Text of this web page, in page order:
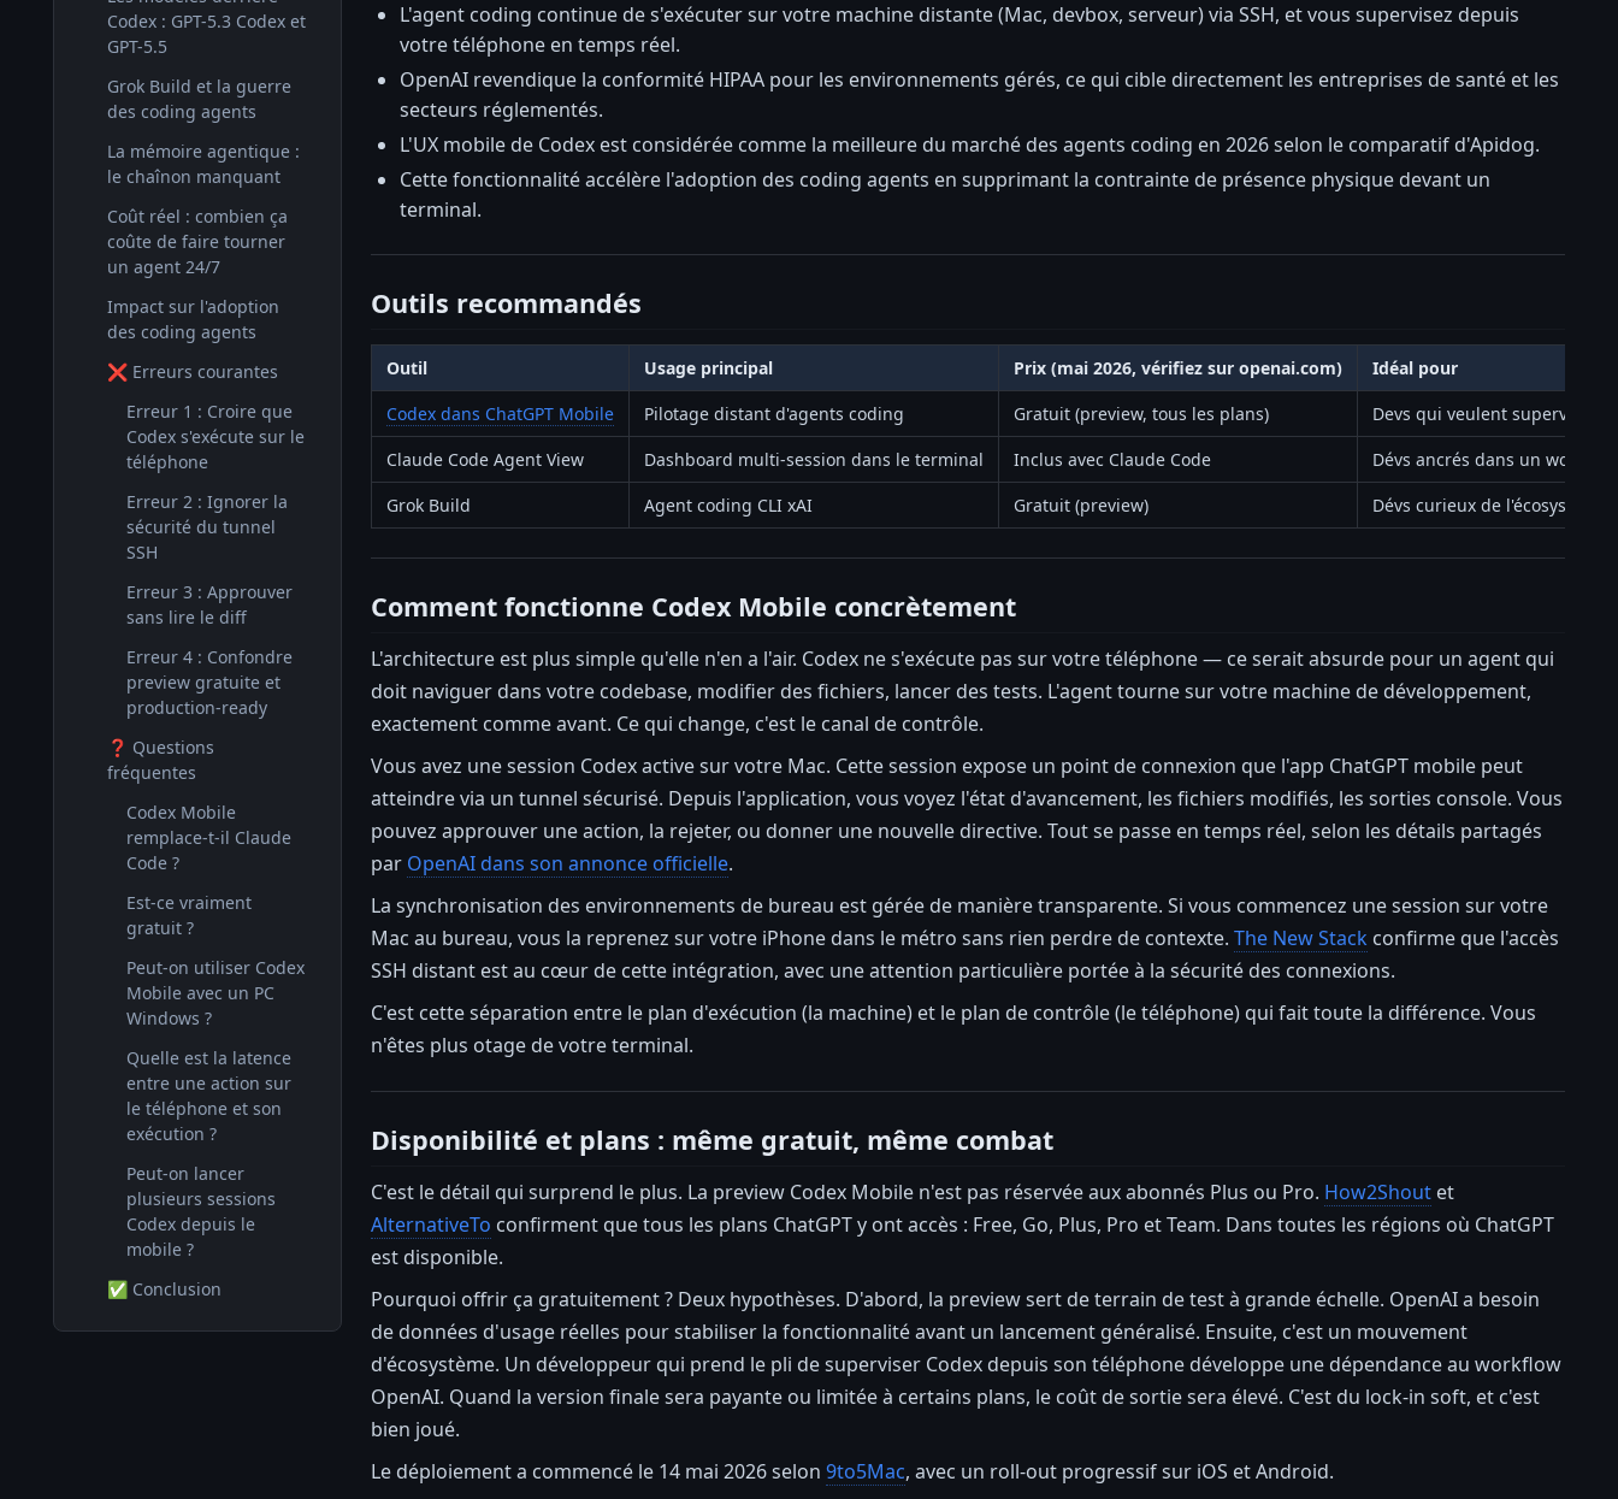
Codex : GPT-5.3 Codex et
GPT-5.5
Grok Build et la guerre
des coding agents
La mémoire agentique :
le chaînon manquant
Coût réel : combien ça
coûte de faire tourner
un agent 24/7
Impact sur l'adoption
des coding agents
❌ Erreurs courantes
Erreur 1 : Croire que
Codex s'exécute sur le
téléphone
Erreur 2 : Ignorer la
sécurité du tunnel
SSH
Erreur 3 : Approuver
sans lire le diff
Erreur 4 : Confondre
preview gratuite et
production-ready
❓ Questions
fréquentes
Codex Mobile
remplace-t-il Claude
Code ?
Est-ce vraiment
gratuit ?
Peut-on utiliser Codex
Mobile avec un PC
Windows ?
Quelle est la latence
entre une action sur
le téléphone et son
exécution ?
Peut-on lancer
plusieurs sessions
Codex depuis le
mobile ?
✅ Conclusion
L'agent coding continue de s'exécuter sur votre machine distante (Mac, devbox, serveur) via SSH, et vous supervisez depuis
votre téléphone en temps réel.
OpenAI revendique la conformité HIPAA pour les environnements gérés, ce qui cible directement les entreprises de santé et les
secteurs réglementés.
L'UX mobile de Codex est considérée comme la meilleure du marché des agents coding en 2026 selon le comparatif d'Apidog.
Cette fonctionnalité accélère l'adoption des coding agents en supprimant la contrainte de présence physique devant un
terminal.
Outils recommandés
Outil Usage principal Prix (mai 2026, vérifiez sur openai.com)
Idéal pour
Codex dans ChatGPT Mobile
Pilotage distant d'agents coding Gratuit (preview, tous les plans)
Devs qui veulent superviser
Claude Code Agent View
Dashboard multi-session dans le terminal Inclus avec Claude Code
Dévs ancrés dans un
Grok Build
Agent coding CLI xAI Gratuit (preview) Dévs curieux de l'écosystème
Comment fonctionne Codex Mobile concrètement
L'architecture est plus simple qu'elle n'en a l'air. Codex ne s'exécute pas sur votre téléphone — ce serait absurde pour un agent qui
doit naviguer dans votre codebase, modifier des fichiers, lancer des tests. L'agent tourne sur votre machine de développement,
exactement comme avant. Ce qui change, c'est le canal de contrôle.
Vous avez une session Codex active sur votre Mac. Cette session expose un point de connexion que l'app ChatGPT mobile peut
atteindre via un tunnel sécurisé. Depuis l'application, vous voyez l'état d'avancement, les fichiers modifiés, les sorties console. Vous
pouvez approuver une action, la rejeter, ou donner une nouvelle directive. Tout se passe en temps réel, selon les détails partagés
par OpenAI dans son annonce officielle.
La synchronisation des environnements de bureau est gérée de manière transparente. Si vous commencez une session sur votre
Mac au bureau, vous la reprenez sur votre iPhone dans le métro sans rien perdre de contexte. The New Stack confirme que l'accès
SSH distant est au cœur de cette intégration, avec une attention particulière portée à la sécurité des connexions.
C'est cette séparation entre le plan d'exécution (la machine) et le plan de contrôle (le téléphone) qui fait toute la différence. Vous
n'êtes plus otage de votre terminal.
Disponibilité et plans : même gratuit, même combat
C'est le détail qui surprend le plus. La preview Codex Mobile n'est pas réservée aux abonnés Plus ou Pro. How2Shout et
AlternativeTo confirment que tous les plans ChatGPT y ont accès : Free, Go, Plus, Pro et Team. Dans toutes les régions où ChatGPT
est disponible.
Pourquoi offrir ça gratuitement ? Deux hypothèses. D'abord, la preview sert de terrain de test à grande échelle. OpenAI a besoin
de données d'usage réelles pour stabiliser la fonctionnalité avant un lancement généralisé. Ensuite, c'est un mouvement
d'écosystème. Un développeur qui prend le pli de superviser Codex depuis son téléphone développe une dépendance au workflow
OpenAI. Quand la version finale sera payante ou limitée à certains plans, le coût de sortie sera élevé. C'est du lock-in soft, et c'est
bien joué.
Le déploiement a commencé le 14 mai 2026 selon 9to5Mac, avec un roll-out progressif sur iOS et Android.